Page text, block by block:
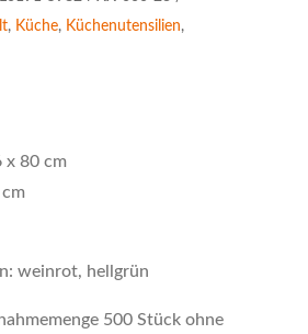
, Küche, Küchenutensilien,
x 80 cm
weinrot, hellgrün
500 Stück ohne